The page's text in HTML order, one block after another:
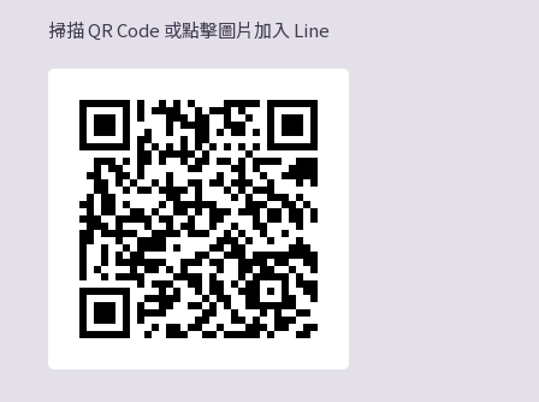
掃描 QR Code 或點擊圖片加入 Line